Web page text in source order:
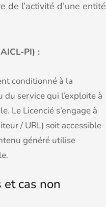
de l’activité d’une entité
PI) :
conditionné à la
service qui l’exploite à
Le Licencié s’engage à
/ URL) soit accessible
généré utilise
cas non